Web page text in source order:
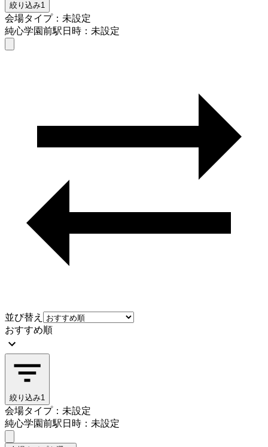
絞り込み1
会場タイプ：未設定
純心学園前駅日時：未設定
並び替え
おすすめ順
絞り込み1
会場タイプ：未設定
純心学園前駅日時：未設定